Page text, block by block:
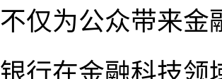
不仅为公众带来金
银行在金融科技领